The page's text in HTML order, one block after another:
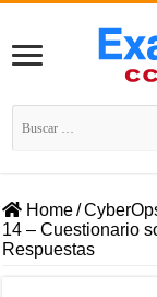
Buscar:
Home/
14 – Cuestionario
Respuestas